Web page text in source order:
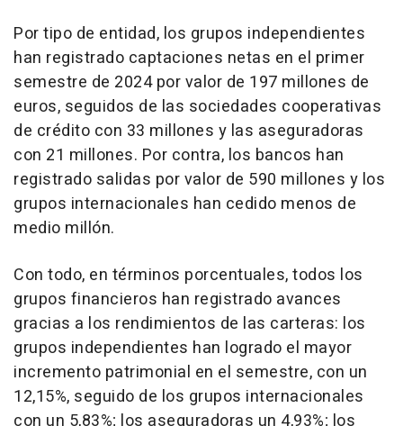
Por tipo de entidad, los grupos independientes
han registrado captaciones netas en el primer
semestre de 2024 por valor de 197 millones de
euros, seguidos de las sociedades cooperativas
de crédito con 33 millones y las aseguradoras
con 21 millones. Por contra, los bancos han
registrado salidas por valor de 590 millones y los
grupos internacionales han cedido menos de
medio millón.
Con todo, en términos porcentuales, todos los
grupos financieros han registrado avances
gracias a los rendimientos de las carteras: los
grupos independientes han logrado el mayor
incremento patrimonial en el semestre, con un
12,15%, seguido de los grupos internacionales
con un 5,83%; los aseguradoras un 4,93%; los